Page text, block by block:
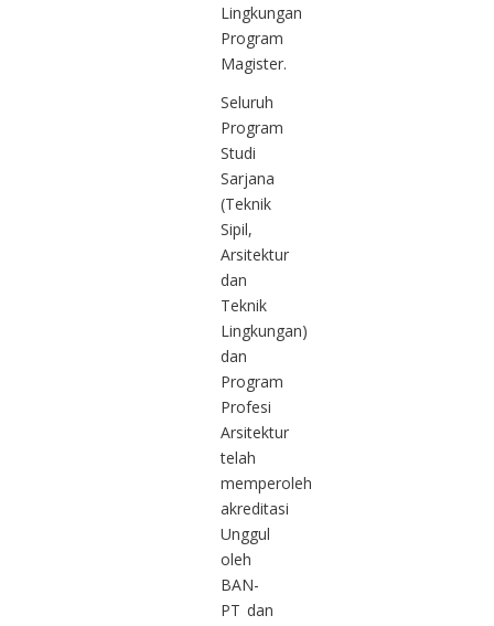
Lingkungan
Program
Magister.
Seluruh
Program
Studi
Sarjana
(Teknik
Sipil,
Arsitektur
dan
Teknik
Lingkungan)
dan
Program
Profesi
Arsitektur
telah
memperoleh
akreditasi
Unggul
oleh
BAN-
PT dan